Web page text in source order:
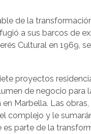
de la
a sus barcos de
Cultural en 1969,
proyectos
de negocio para
Marbella. Las
complejo y le
es parte de la